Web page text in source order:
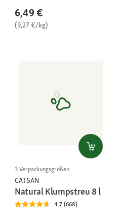
6,49 €
(9,27 €/kg)
3 Verpackungsgrößen
CATSAN
Natural Klumpstreu 8 l
4.7 (668)